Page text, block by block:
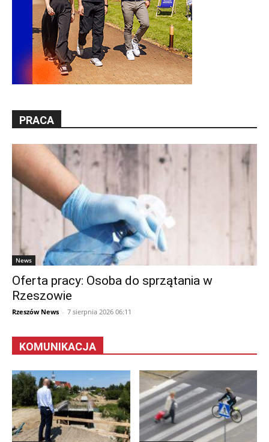
PRACA
News
Oferta pracy: Osoba do sprzątania w
Rzeszowie
Rzeszów News - 7 sierpnia 2026 06:11
KOMUNIKACJA